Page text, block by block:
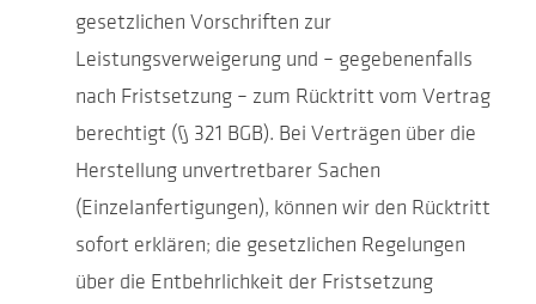
gesetzlichen Vorschriften zur
Leistungsverweigerung und – gegebenenfalls
nach Fristsetzung – zum Rücktritt vom Vertrag
berechtigt (§ 321 BGB). Bei Verträgen über die
Herstellung unvertretbarer Sachen
(Einzelanfertigungen), können wir den Rücktritt
sofort erklären; die gesetzlichen Regelungen
über die Entbehrlichkeit der Fristsetzung